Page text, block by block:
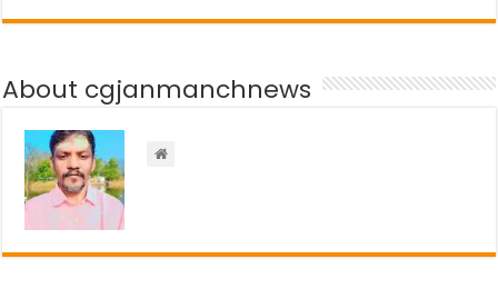
c
b
o
o
k
itta
A
p
e
a
ar
About cgjanmanchnews